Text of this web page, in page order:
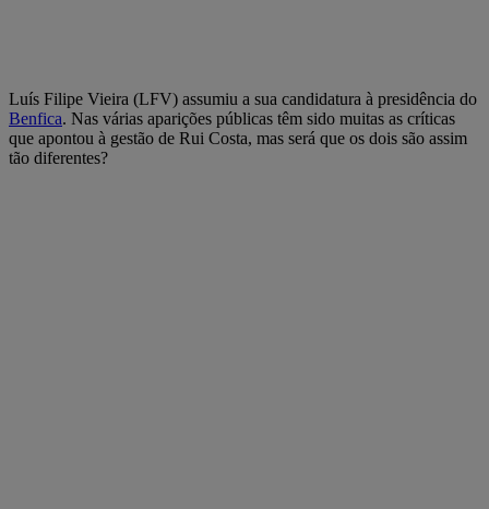
Luís Filipe Vieira (LFV) assumiu a sua candidatura à presidência do
Benfica. Nas várias aparições públicas têm sido muitas as críticas
que apontou à gestão de Rui Costa, mas será que os dois são assim
tão diferentes?